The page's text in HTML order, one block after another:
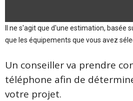
Il ne s'agit que d'une estimation, basée
que les équipements que vous avez
Un conseiller va prendre
téléphone afin de
votre projet.